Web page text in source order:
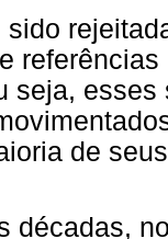
sido
seja, esses
de
décadas,